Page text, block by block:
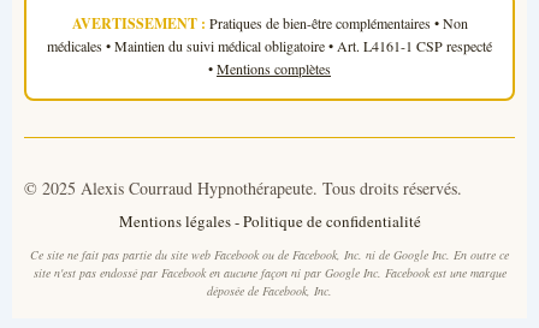
AVERTISSEMENT : Pratiques de bien-être complémentaires • Non
médicales • Maintien du suivi médical obligatoire • Art. L4161-1 CSP respecté
•Mentions complètes
© 2025 Alexis Courraud Hypnothérapeute. Tous droits réservés.
Mentions légales-Politique de confidentialité
Ce site ne fait pas partie du site web Facebook ou de Facebook, Inc. ni de Google Inc. En outre ce
site n'est pas endossé par Facebook en aucune façon ni par Google Inc. Facebook est une marque
déposée de Facebook, Inc.